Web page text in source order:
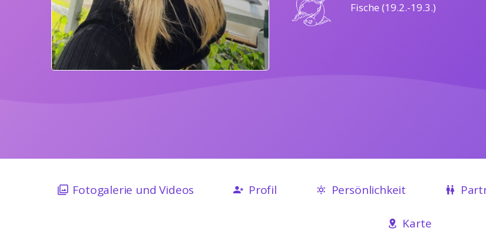
Fische (19.2.-19.3.)
Fotogalerie und Videos Profil Persönlichkeit
Karte